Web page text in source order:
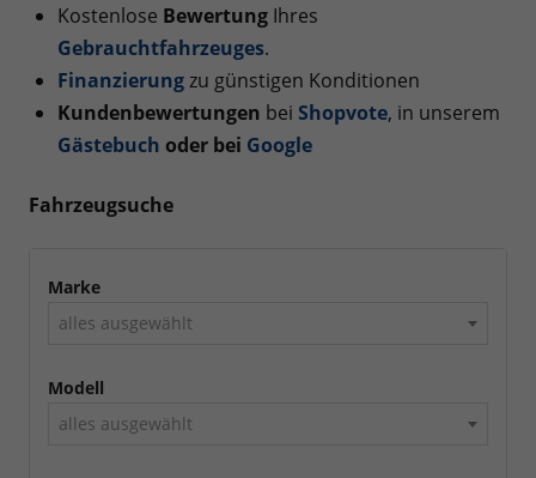
Kostenlose Bewertung Ihres
Gebrauchtfahrzeuges.
Finanzierungzu günstigen Konditionen
Kundenbewertungen bei Shopvote, in unserem
Gästebuch oder bei Google
Fahrzeugsuche
Marke
alles ausgewählt
Modell
alles ausgewählt